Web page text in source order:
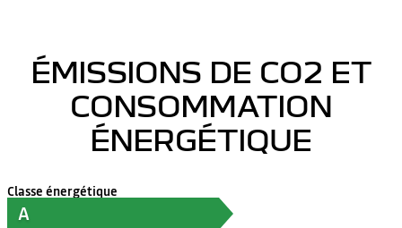
ÉMISSIONS DE CO2 ET
CONSOMMATION
ÉNERGÉTIQUE
Classe énergétique
A